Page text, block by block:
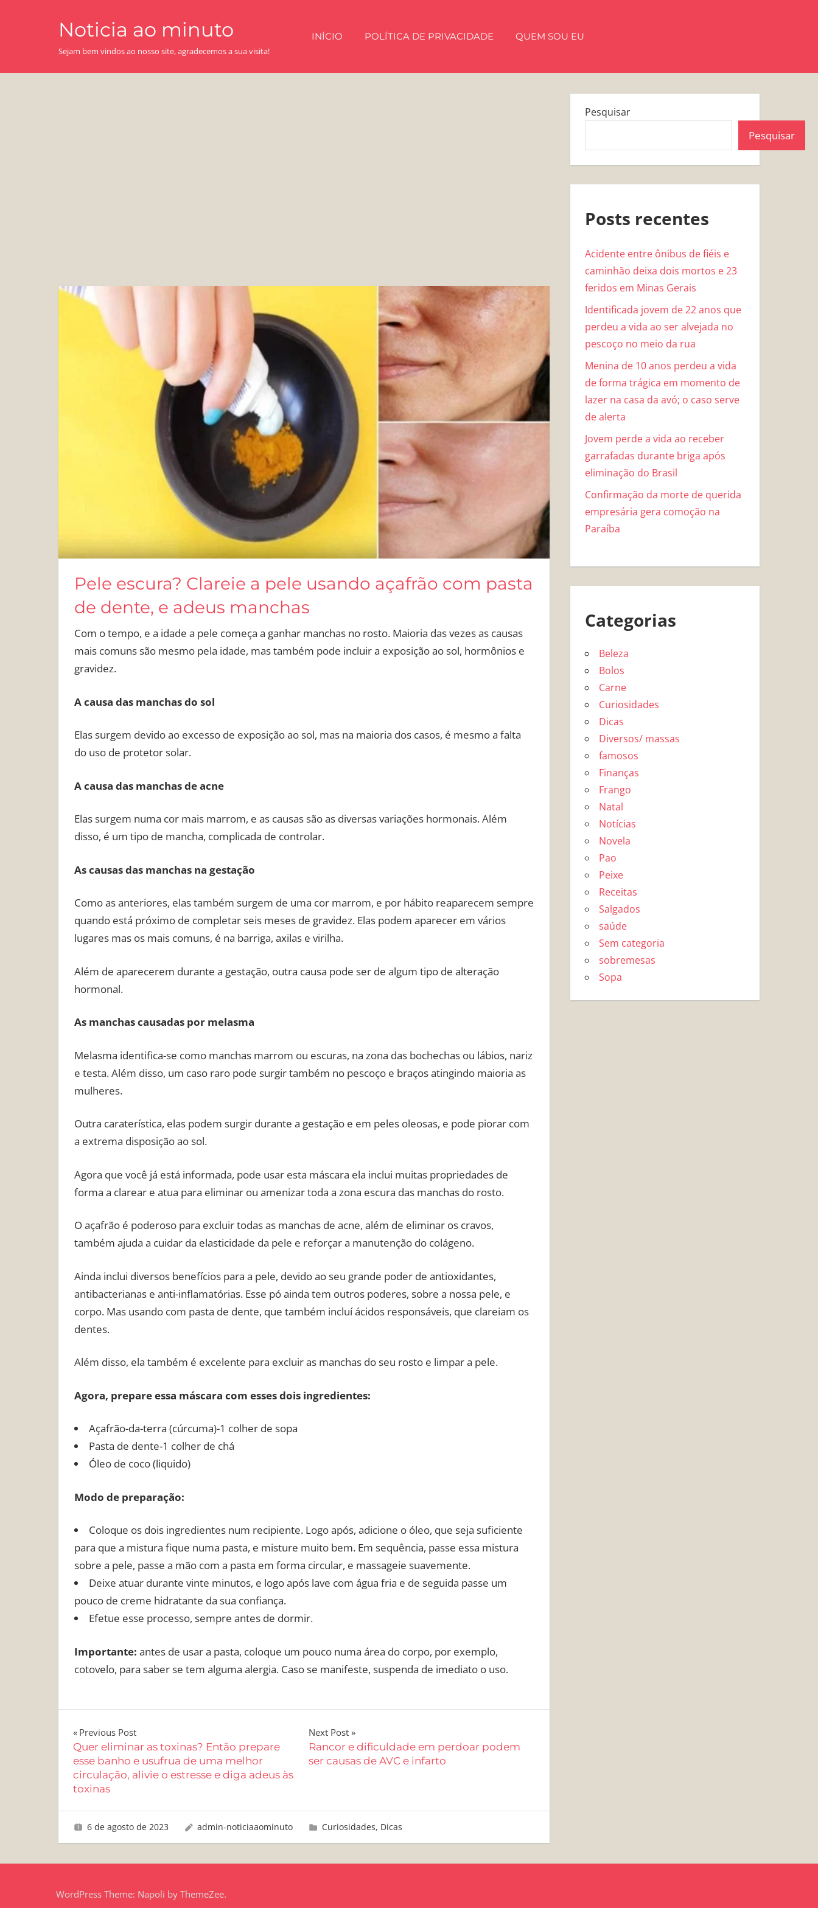
Noticia ao minuto
Sejam bem vindos ao nosso site, agradecemos a sua visita!
INÍCIO POLÍTICA DE PRIVACIDADE QUEM SOU EU
Pele escura? Clareie a pele usando açafrão com pasta
de dente, e adeus manchas
Com o tempo, e a idade a pele começa a ganhar manchas no rosto. Maioria das vezes as causas
mais comuns são mesmo pela idade, mas também pode incluir a exposição ao sol, hormônios e
gravidez.
A causa das manchas do sol
Elas surgem devido ao excesso de exposição ao sol, mas na maioria dos casos, é mesmo a falta
do uso de protetor solar.
A causa das manchas de acne
Elas surgem numa cor mais marrom, e as causas são as diversas variações hormonais. Além
disso, é um tipo de mancha, complicada de controlar.
As causas das manchas na gestação
Como as anteriores, elas também surgem de uma cor marrom, e por hábito reaparecem sempre
quando está próximo de completar seis meses de gravidez. Elas podem aparecer em vários
lugares mas os mais comuns, é na barriga, axilas e virilha.
Além de aparecerem durante a gestação, outra causa pode ser de algum tipo de alteração
hormonal.
As manchas causadas por melasma
Melasma identifica-se como manchas marrom ou escuras, na zona das bochechas ou lábios, nariz
e testa. Além disso, um caso raro pode surgir também no pescoço e braços atingindo maioria as
mulheres.
Outra caraterística, elas podem surgir durante a gestação e em peles oleosas, e pode piorar com
a extrema disposição ao sol.
Agora que você já está informada, pode usar esta máscara ela inclui muitas propriedades de
forma a clarear e atua para eliminar ou amenizar toda a zona escura das manchas do rosto.
O açafrão é poderoso para excluir todas as manchas de acne, além de eliminar os cravos,
também ajuda a cuidar da elasticidade da pele e reforçar a manutenção do colágeno.
Ainda inclui diversos benefícios para a pele, devido ao seu grande poder de antioxidantes,
antibacterianas e anti-inflamatórias. Esse pó ainda tem outros poderes, sobre a nossa pele, e
corpo. Mas usando com pasta de dente, que também incluí ácidos responsáveis, que clareiam os
dentes.
Além disso, ela também é excelente para excluir as manchas do seu rosto e limpar a pele.
Agora, prepare essa máscara com esses dois ingredientes:
Açafrão-da-terra (cúrcuma)-1 colher de sopa
Pasta de dente-1 colher de chá
Óleo de coco (liquido)
Modo de preparação:
Coloque os dois ingredientes num recipiente. Logo após, adicione o óleo, que seja suficiente
para que a mistura fique numa pasta, e misture muito bem. Em sequência, passe essa mistura
sobre a pele, passe a mão com a pasta em forma circular, e massageie suavemente.
Deixe atuar durante vinte minutos, e logo após lave com água fria e de seguida passe um
pouco de creme hidratante da sua confiança.
Efetue esse processo, sempre antes de dormir.
Importante: antes de usar a pasta, coloque um pouco numa área do corpo, por exemplo,
cotovelo, para saber se tem alguma alergia. Caso se manifeste, suspenda de imediato o uso.
Navegação
de
Post
Previous Post
Quer eliminar as toxinas? Então prepare
esse banho e usufrua de uma melhor
circulação, alivie o estresse e diga adeus às
toxinas
Next Post
Rancor e dificuldade em perdoar podem
ser causas de AVC e infarto
6 de agosto de 2023 admin-noticiaaominuto Curiosidades, Dicas
Pesquisar
Pesquisar
Posts recentes
Acidente entre ônibus de fiéis e
caminhão deixa dois mortos e 23
feridos em Minas Gerais
Identificada jovem de 22 anos que
perdeu a vida ao ser alvejada no
pescoço no meio da rua
Menina de 10 anos perdeu a vida
de forma trágica em momento de
lazer na casa da avó; o caso serve
de alerta
Jovem perde a vida ao receber
garrafadas durante briga após
eliminação do Brasil
Confirmação da morte de querida
empresária gera comoção na
Paraíba
Categorias
Beleza
Bolos
Carne
Curiosidades
Dicas
Diversos/ massas
famosos
Finanças
Frango
Natal
Notícias
Novela
Pao
Peixe
Receitas
Salgados
saúde
Sem categoria
sobremesas
Sopa
WordPress Theme: Napoli by ThemeZee.